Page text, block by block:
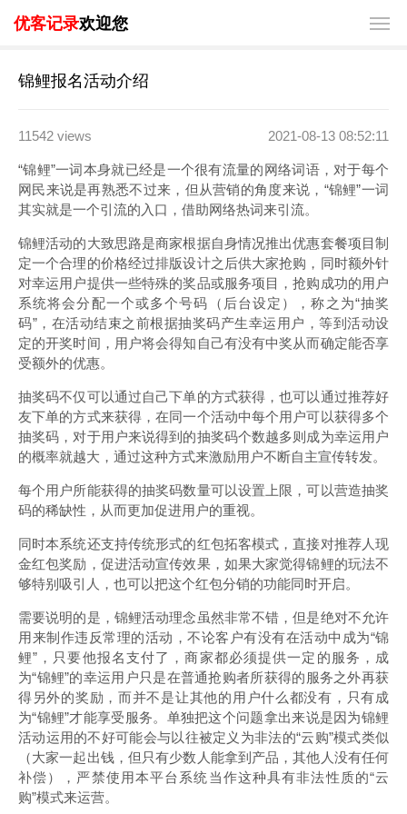
优客记录欢迎您
锦鲤报名活动介绍
11542 views 2021-08-13 08:52:11
“锦鲤”一词本身就已经是一个很有流量的网络词语，对于每个
网民来说是再熟悉不过来，但从营销的角度来说，“锦鲤”一词
其实就是一个引流的入口，借助网络热词来引流。
锦鲤活动的大致思路是商家根据自身情况推出优惠套餐项目制
定一个合理的价格经过排版设计之后供大家抢购，同时额外针
对幸运用户提供一些特殊的奖品或服务项目，抢购成功的用户
系统将会分配一个或多个号码（后台设定），称之为“抽奖
码”，在活动结束之前根据抽奖码产生幸运用户，等到活动设
定的开奖时间，用户将会得知自己有没有中奖从而确定能否享
受额外的优惠。
抽奖码不仅可以通过自己下单的方式获得，也可以通过推荐好
友下单的方式来获得，在同一个活动中每个用户可以获得多个
抽奖码，对于用户来说得到的抽奖码个数越多则成为幸运用户
的概率就越大，通过这种方式来激励用户不断自主宣传转发。
每个用户所能获得的抽奖码数量可以设置上限，可以营造抽奖
码的稀缺性，从而更加促进用户的重视。
同时本系统还支持传统形式的红包拓客模式，直接对推荐人现
金红包奖励，促进活动宣传效果，如果大家觉得锦鲤的玩法不
够特别吸引人，也可以把这个红包分销的功能同时开启。
需要说明的是，锦鲤活动理念虽然非常不错，但是绝对不允许
用来制作违反常理的活动，不论客户有没有在活动中成为“锦
鲤”，只要他报名支付了，商家都必须提供一定的服务，成
为“锦鲤”的幸运用户只是在普通抢购者所获得的服务之外再获
得另外的奖励，而并不是让其他的用户什么都没有，只有成
为“锦鲤”才能享受服务。单独把这个问题拿出来说是因为锦鲤
活动运用的不好可能会与以往被定义为非法的“云购”模式类似
（大家一起出钱，但只有少数人能拿到产品，其他人没有任何
补偿），严禁使用本平台系统当作这种具有非法性质的“云
购”模式来运营。